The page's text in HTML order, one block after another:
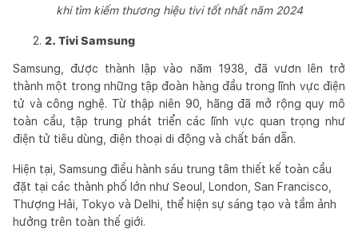
khi tìm kiếm thương hiệu tivi tốt nhất năm 2024
2. Tivi Samsung
Samsung, được thành lập vào năm 1938, đã vươn lên trở
thành một trong những tập đoàn hàng đầu trong lĩnh vực điện
tử và công nghệ. Từ thập niên 90, hãng đã mở rộng quy mô
toàn cầu, tập trung phát triển các lĩnh vực quan trọng như
điện tử tiêu dùng, điện thoại di động và chất bán dẫn.
Hiện tại, Samsung điều hành sáu trung tâm thiết kế toàn cầu
đặt tại các thành phố lớn như Seoul, London, San Francisco,
Thượng Hải, Tokyo và Delhi, thể hiện sự sáng tạo và tầm ảnh
hưởng trên toàn thế giới.